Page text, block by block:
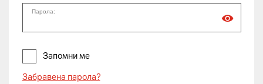
Парола:
Запомни ме
Забравена парола?